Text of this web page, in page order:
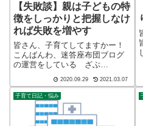
【失敗談】親は子どもの特
徴をしっかりと把握しなけ
れば失敗を増やす
皆さん、子育てしてますかー！
こんばんわ、迷答座布団ブログ
の運営をしている ざぶ
は40代でひとり親（シンパパ）
になり、手探り状態のほぼワン
オペで2人の子育てを行っており
ます。※詳しくはプロフィー
2020.09.29 2021.03.07
子育て日記・悩み